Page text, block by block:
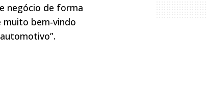
negócio de forma
bem-vindo